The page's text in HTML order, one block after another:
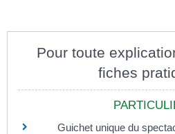
Pour toute
fiches
Guichet unique du